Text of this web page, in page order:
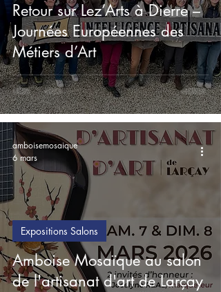
Retour sur Lez’Arts à Dierre –
Journées Européennes des
Métiers d’Art
Amboise Mosaïque au salon
de l'artisanat d'art de Larçay
Expositions Salons
amboisemosaique
6 mars